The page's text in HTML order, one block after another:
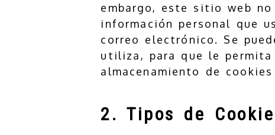
embargo, este sitio web
información personal que
correo electrónico. Se
utiliza, para que le permita
almacenamiento de
2. Tipos de